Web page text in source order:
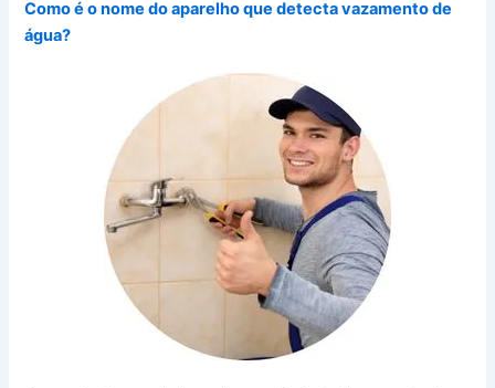
Como é o nome do aparelho que detecta vazamento de
água?